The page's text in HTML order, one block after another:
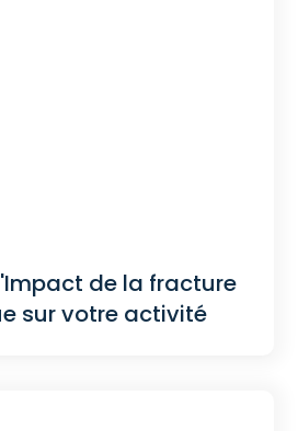
de la fracture
sur votre activité